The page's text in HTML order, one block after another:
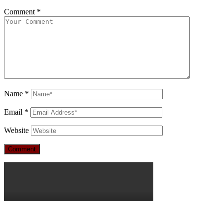
Comment *
Name *
Email *
Website